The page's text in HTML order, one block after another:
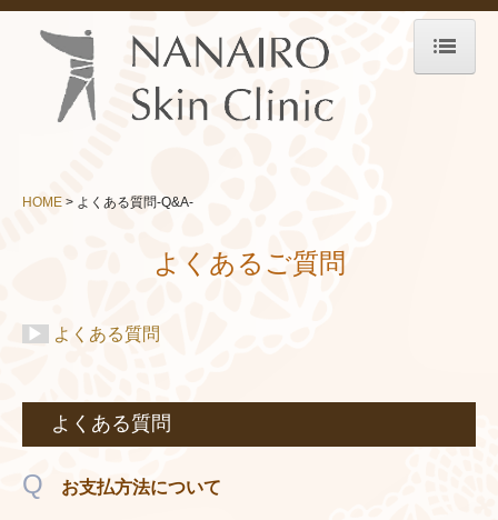
HOME
診療時間・アクセス
メニュー-Menu-
料金一覧-Price-
HOME よくある質問-Q&A-
よくあるご質問
▶ よくある質問
よくある質問
Q お支払方法について